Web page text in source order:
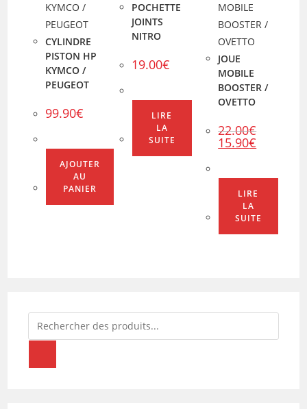
CYLINDRE
PISTON HP
KYMCO /
PEUGEOT
99.90€
AJOUTER
AU
PANIER
POCHETTE
JOINTS
NITRO
19.00€
LIRE
LA
SUITE
JOUE
MOBILE
BOOSTER /
OVETTO
22.00€
Le
prix
22.00€.
15.90€prix
15.90€.
LIRE
LA
SUITE
Recherche
de